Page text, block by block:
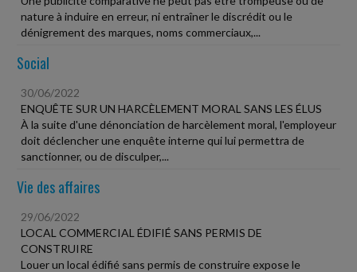
nature à induire en erreur, ni entraîner le discrédit ou le
dénigrement des marques, noms commerciaux,...
Social
30/06/2022
ENQUÊTE SUR UN HARCÈLEMENT MORAL SANS LES ÉLUS
À la suite d'une dénonciation de harcèlement moral, l'employeur
doit déclencher une enquête interne qui lui permettra de
sanctionner, ou de disculper,...
Vie des affaires
29/06/2022
LOCAL COMMERCIAL ÉDIFIÉ SANS PERMIS DE
CONSTRUIRE
Louer un local édifié sans permis de construire expose le